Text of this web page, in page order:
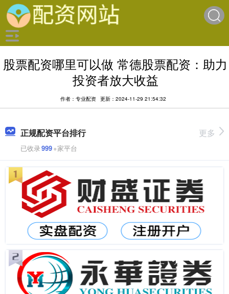
股票配资哪里可以做 常德股票配资：助力
投资者放大收益
作者：专业配资 更新：2024-11-29 21:54:32
正规配资平台排行
已收录999+家平台
更多